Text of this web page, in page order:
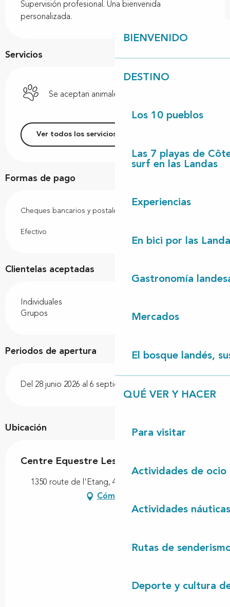
BIENVENIDO
DESTINO
Los 10 pueblos
Las 7 playas de
surf en las Landas
Experiencias
En bici por las
Gastronomía
Mercados
El bosque landés,
QUÉ VER Y HACER
Para visitar
Actividades de ocio
Actividades náuticas
Rutas de
Deporte y cultura
Supervisión profesional. Una bienvenida
personalizada.
Servicios
Se aceptan animales
Ver todos los servicios
Formas de pago
Cheques bancarios y postales
Efectivo
Clientelas aceptadas
Individuales
Grupos
Periodos de apertura
Del 28 junio 2026 al 6 septiembre 2026
Ubicación
Centre Equestre Les Centaures
1350 route de l'Etang, 40560 Vielle-Saint-Girons
Cómo llegar